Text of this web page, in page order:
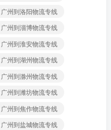
广州到洛阳物流专线
广州到淄博物流专线
广州到淮安物流专线
广州到湖州物流专线
广州到滁州物流专线
广州到潍坊物流专线
广州到焦作物流专线
广州到盐城物流专线